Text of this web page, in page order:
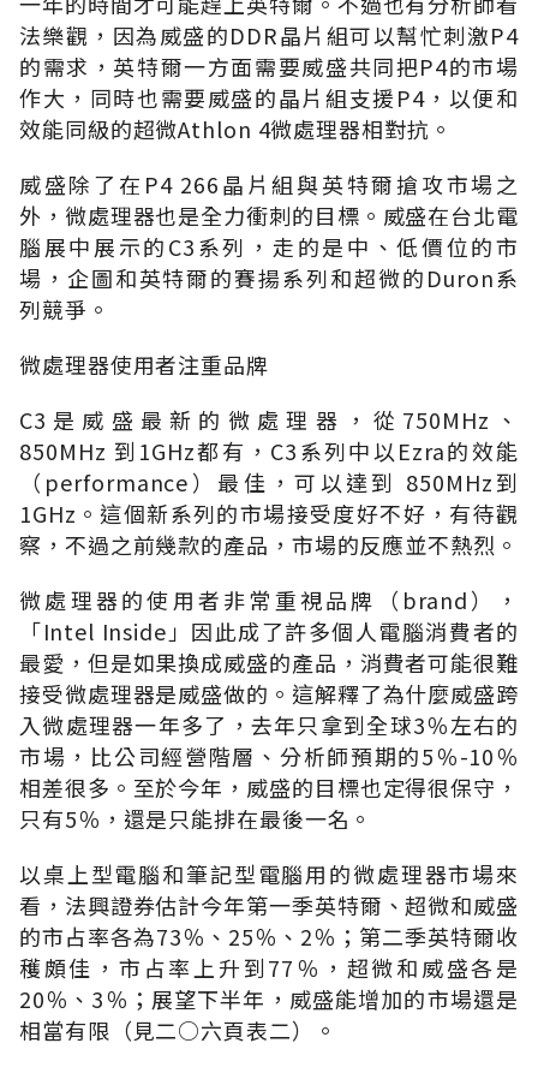
法樂觀，因為威盛的DDR晶片組可以幫忙刺激P4
的需求，英特爾一方面需要威盛共同把P4的市場
作大，同時也需要威盛的晶片組支援P4，以便和
效能同級的超微Athlon 4微處理器相對抗。
威盛除了在P4 266晶片組與英特爾搶攻市場之
外，微處理器也是全力衝刺的目標。威盛在台北電
腦展中展示的C3系列，走的是中、低價位的市
場，企圖和英特爾的賽揚系列和超微的Duron系
列競爭。
微處理器使用者注重品牌
C3是威盛最新的微處理器，從750MHz、
850MHz 到1GHz都有，C3系列中以Ezra的效能
（performance）最佳，可以達到 850MHz到
1GHz。這個新系列的市場接受度好不好，有待觀
察，不過之前幾款的產品，市場的反應並不熱烈。
微處理器的使用者非常重視品牌（brand），
「Intel Inside」因此成了許多個人電腦消費者的
最愛，但是如果換成威盛的產品，消費者可能很難
接受微處理器是威盛做的。這解釋了為什麼威盛跨
入微處理器一年多了，去年只拿到全球3％左右的
市場，比公司經營階層、分析師預期的5％-10％
相差很多。至於今年，威盛的目標也定得很保守，
只有5％，還是只能排在最後一名。
以桌上型電腦和筆記型電腦用的微處理器市場來
看，法興證券估計今年第一季英特爾、超微和威盛
的市占率各為73％、25％、2％；第二季英特爾收
穫頗佳，市占率上升到77％，超微和威盛各是
20％、3％；展望下半年，威盛能增加的市場還是
相當有限（見二○六頁表二）。